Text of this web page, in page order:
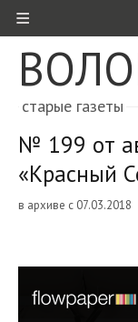
≡
старые газеты
№ 199 от
«Красный
в архиве с 07.03.2018